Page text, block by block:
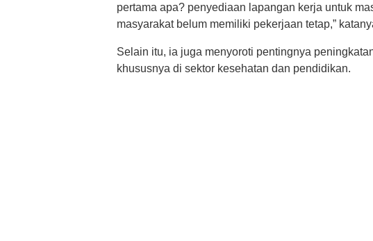
pertama apa? penyediaan lapangan kerja untuk
masyarakat belum memiliki pekerjaan tetap,”
Selain itu, ia juga menyoroti pentingnya
khususnya di sektor kesehatan dan pendidikan.